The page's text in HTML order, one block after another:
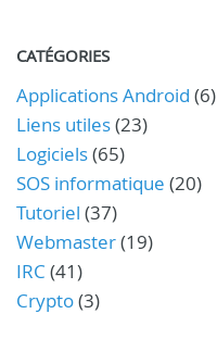
CATÉGORIES
Applications Android (6)
Liens utiles(23)
Logiciels(65)
SOS informatique (20)
Tutoriel (37)
Webmaster(19)
IRC (41)
Crypto(3)